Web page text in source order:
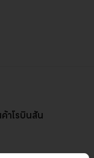
าโรบินสัน